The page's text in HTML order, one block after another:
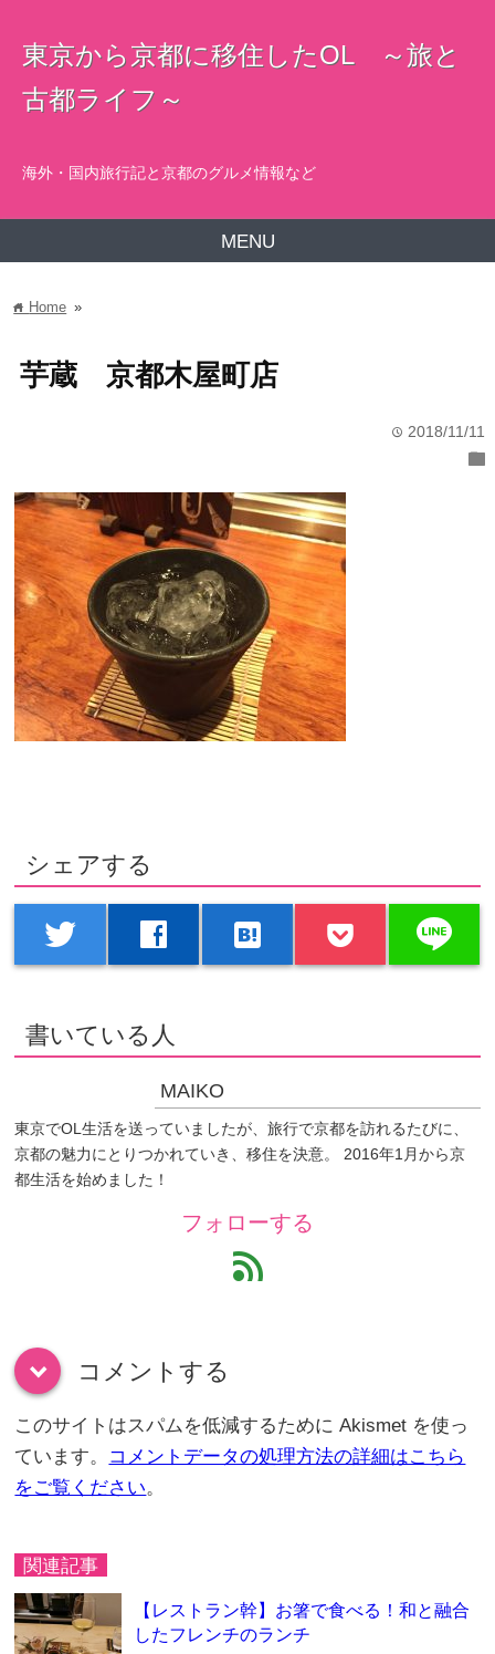
東京から京都に移住したOL ～旅と
古都ライフ～
海外・国内旅行記と京都のグルメ情報など
MENU
home Home »
芋蔵 京都木屋町店
time 2018/11/11
folder
シェアする
twitter facebook hatenabookmark line
書いている人
MAIKO
東京でOL生活を送っていましたが、旅行で京都を訪れるたびに、
京都の魅力にとりつかれていき、移住を決意。 2016年1月から京
都生活を始めました！
フォローする
feed
down コメントする
このサイトはスパムを低減するために Akismet を使っ
ています。 コメントデータの処理方法の詳細はこちら
をご覧ください。
関連記事
【レストラン幹】お箸で食べる！和と融合
したフレンチのランチ